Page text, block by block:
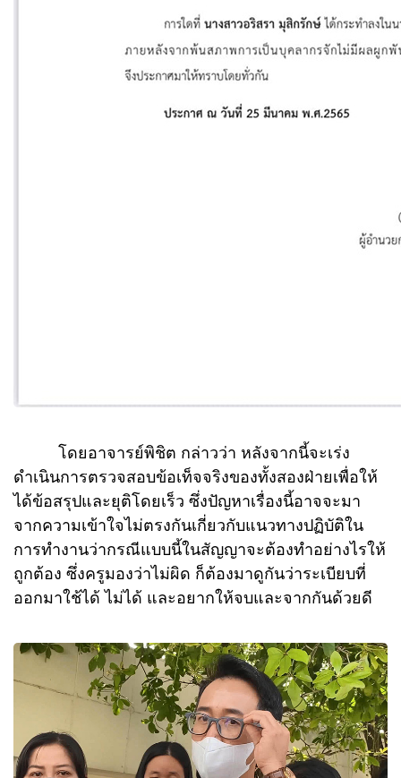
โดยอาจารย์พิชิต กล่าวว่า หลังจากนี้จะเร่ง
ดำเนินการตรวจสอบข้อเท็จจริงของทั้งสองฝ่ายเพื่อให้
ได้ข้อสรุปและยุติโดยเร็ว ซึ่งปัญหาเรื่องนี้อาจจะมา
จากความเข้าใจไม่ตรงกันเกี่ยวกับแนวทางปฏิบัติใน
การทำงานว่ากรณีแบบนี้ในสัญญาจะต้องทำอย่างไรให้
ถูกต้อง ซึ่งครูมองว่าไม่ผิด ก็ต้องมาดูกันว่าระเบียบที่
ออกมาใช้ได้ ไม่ได้ และอยากให้จบและจากกันด้วยดี